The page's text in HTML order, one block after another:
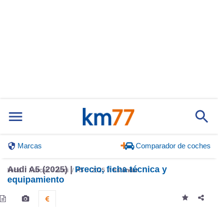
Marcas Comparador de coches
Inicio Marcas Audi A5 2025 Estándar
Audi A5 (2025) |Precio, ficha técnica y
equipamiento